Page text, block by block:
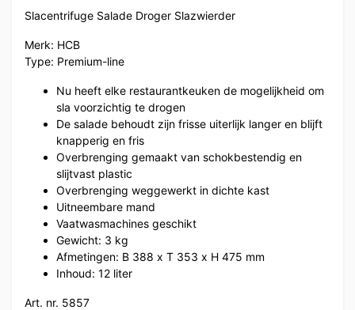
Slacentrifuge Salade Droger Slazwierder
Merk: HCB
Type: Premium-line
Nu heeft elke restaurantkeuken de mogelijkheid om
sla voorzichtig te drogen
De salade behoudt zijn frisse uiterlijk langer en blijft
knapperig en fris
Overbrenging gemaakt van schokbestendig en
slijtvast plastic
Overbrenging weggewerkt in dichte kast
Uitneembare mand
Vaatwasmachines geschikt
Gewicht: 3 kg
Afmetingen: B 388 x T 353 x H 475 mm
Inhoud: 12 liter
Art. nr. 5857